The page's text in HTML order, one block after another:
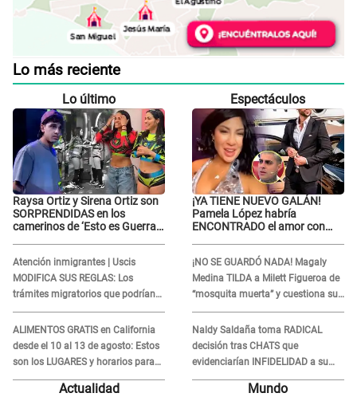
Lo más reciente
Lo último
Raysa Ortiz y Sirena Ortiz son
SORPRENDIDAS en los
camerinos de ‘Esto es Guerra’
Gabriel Moisés: “Gracias”
Atención inmigrantes | Uscis
MODIFICA SUS REGLAS: Los
trámites migratorios que podrían
necesitar tu prueba de ADN
ALIMENTOS GRATIS en California
desde el 10 al 13 de agosto: Estos
son los LUGARES y horarios para
recibir la ayuda
Espectáculos
¡YA TIENE NUEVO GALÁN!
Pamela López habría
ENCONTRADO el amor con
¡NO SE GUARDÓ NADA! Magaly
Medina TILDA a Milett Figueroa de
“mosquita muerta” y cuestiona su
RECONCILIACIÓN con Marcelo
Tinelli en TV argentina
Naldy Saldaña toma RADICAL
decisión tras CHATS que
evidenciarían INFIDELIDAD a su
novio con animador de 'La Bella
Luz': "Un día..."
Actualidad Mundo